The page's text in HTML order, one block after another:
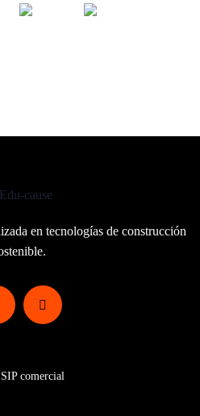
en tecnologías de construcción
comercial